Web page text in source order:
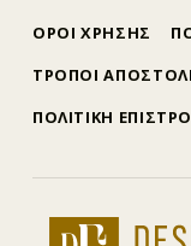
ΟΡΟΙ ΧΡΗΣΗΣ
ΤΡΟΠΟΙ
ΠΟΛΙΤΙΚΗ